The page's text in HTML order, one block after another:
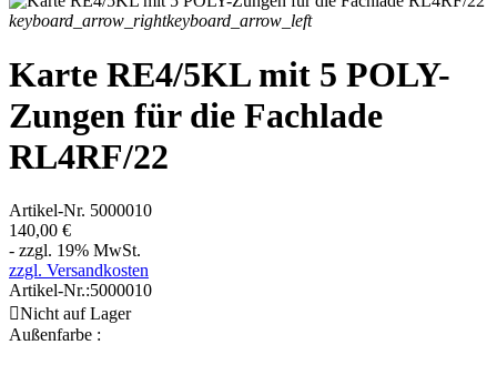
keyboard_arrow_rightkeyboard_arrow_left
Karte RE4/5KL mit 5 POLY-
Zungen für die Fachlade
RL4RF/22
Artikel-Nr. 5000010
140,00 €
- zzgl. 19% MwSt.
zzgl. Versandkosten
Artikel-Nr.:5000010
Nicht auf Lager
Außenfarbe :